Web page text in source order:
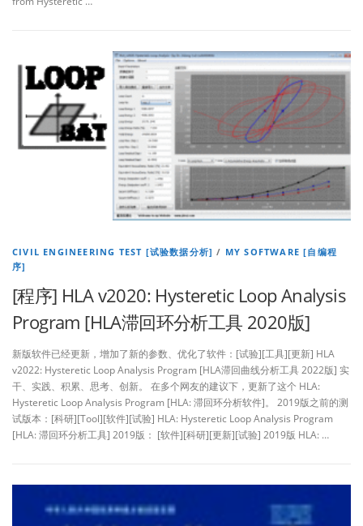
CIVIL ENGINEERING TEST [试验数据分析] / MY SOFTWARE [自编程
序]
[程序] HLA v2020: Hysteretic Loop Analysis
Program [HLA滞回环分析工具 2020版]
新版软件已经更新，增加了新的参数、优化了软件：[试验][工具][更新] HLA
v2022: Hysteretic Loop Analysis Program [HLA滞回曲线分析工具 2022版] 实
干、实践、积累、思考、创新。 在多个网友的建议下，更新了这个 HLA:
Hysteretic Loop Analysis Program [HLA: 滞回环分析软件]。 2019版之前的测
试版本：[科研][Tool][软件][试验] HLA: Hysteretic Loop Analysis Program
[HLA: 滞回环分析工具] 2019版： [软件][科研][更新][试验] 2019版 HLA: …